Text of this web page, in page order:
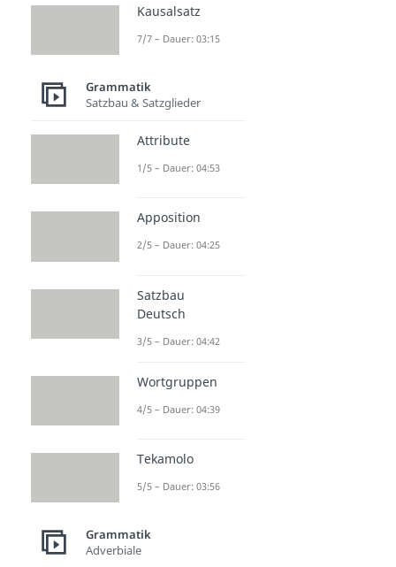
Kausalsatz
7/7 – Dauer: 03:15
Grammatik
Satzbau & Satzglieder
Attribute
1/5 – Dauer: 04:53
Apposition
2/5 – Dauer: 04:25
Satzbau
Deutsch
3/5 – Dauer: 04:42
Wortgruppen
4/5 – Dauer: 04:39
Tekamolo
5/5 – Dauer: 03:56
Grammatik
Adverbiale